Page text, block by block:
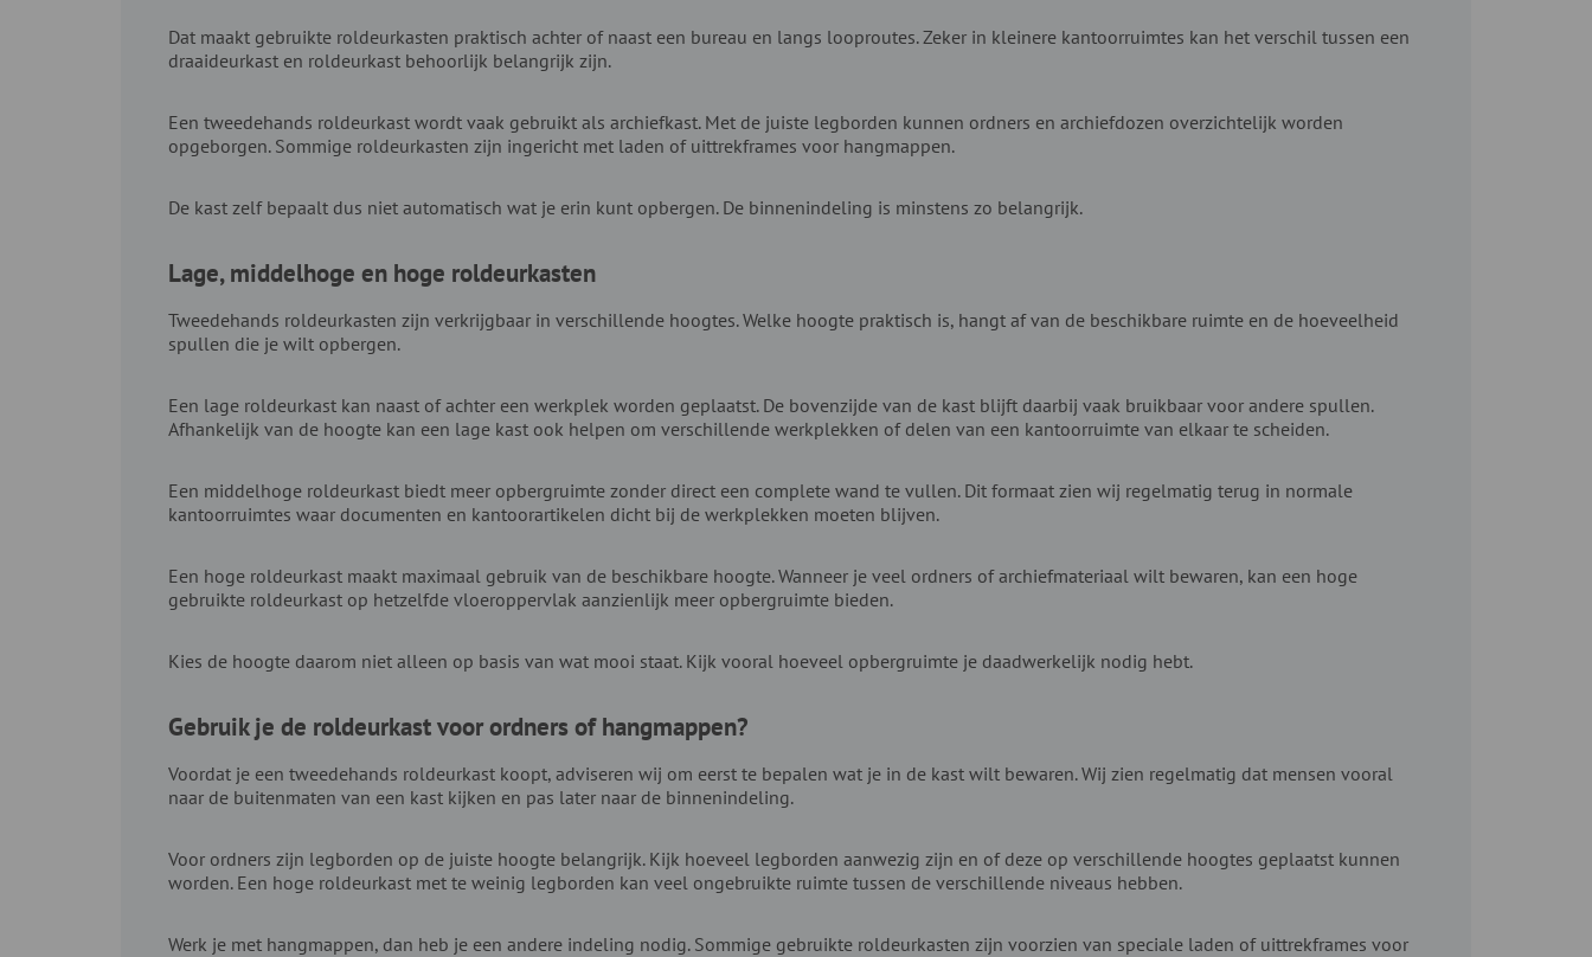
Dat maakt gebruikte roldeurkasten praktisch achter of naast een bureau en langs looproutes. Zeker in kleinere kantoorruimtes kan het verschil tussen een
draaideurkast en roldeurkast behoorlijk belangrijk zijn.
Een tweedehands roldeurkast wordt vaak gebruikt als archiefkast. Met de juiste legborden kunnen ordners en archiefdozen overzichtelijk worden
opgeborgen. Sommige roldeurkasten zijn ingericht met laden of uittrekframes voor hangmappen.
De kast zelf bepaalt dus niet automatisch wat je erin kunt opbergen. De binnenindeling is minstens zo belangrijk.
Lage, middelhoge en hoge roldeurkasten
Tweedehands roldeurkasten zijn verkrijgbaar in verschillende hoogtes. Welke hoogte praktisch is, hangt af van de beschikbare ruimte en de hoeveelheid
spullen die je wilt opbergen.
Een lage roldeurkast kan naast of achter een werkplek worden geplaatst. De bovenzijde van de kast blijft daarbij vaak bruikbaar voor andere spullen.
Afhankelijk van de hoogte kan een lage kast ook helpen om verschillende werkplekken of delen van een kantoorruimte van elkaar te scheiden.
Een middelhoge roldeurkast biedt meer opbergruimte zonder direct een complete wand te vullen. Dit formaat zien wij regelmatig terug in normale
kantoorruimtes waar documenten en kantoorartikelen dicht bij de werkplekken moeten blijven.
Een hoge roldeurkast maakt maximaal gebruik van de beschikbare hoogte. Wanneer je veel ordners of archiefmateriaal wilt bewaren, kan een hoge
gebruikte roldeurkast op hetzelfde vloeroppervlak aanzienlijk meer opbergruimte bieden.
Kies de hoogte daarom niet alleen op basis van wat mooi staat. Kijk vooral hoeveel opbergruimte je daadwerkelijk nodig hebt.
Gebruik je de roldeurkast voor ordners of hangmappen?
Voordat je een tweedehands roldeurkast koopt, adviseren wij om eerst te bepalen wat je in de kast wilt bewaren. Wij zien regelmatig dat mensen vooral
naar de buitenmaten van een kast kijken en pas later naar de binnenindeling.
Voor ordners zijn legborden op de juiste hoogte belangrijk. Kijk hoeveel legborden aanwezig zijn en of deze op verschillende hoogtes geplaatst kunnen
worden. Een hoge roldeurkast met te weinig legborden kan veel ongebruikte ruimte tussen de verschillende niveaus hebben.
Werk je met hangmappen, dan heb je een andere indeling nodig. Sommige gebruikte roldeurkasten zijn voorzien van speciale laden of uittrekframes voor